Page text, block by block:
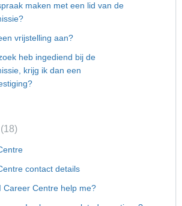
maken met een lid van de
vrijstelling aan?
heb ingediend bij de
krijg ik dan een
18
contact details
Career Centre help me?